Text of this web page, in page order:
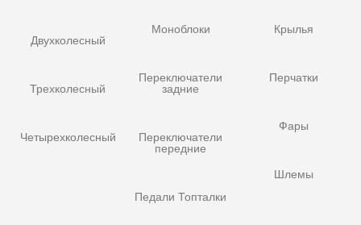
Двухколесный
Трехколесный
Четырехколесный
Моноблоки
Переключатели
задние
Переключатели
передние
Педали Топталки
Крылья
Перчатки
Фары
Шлемы